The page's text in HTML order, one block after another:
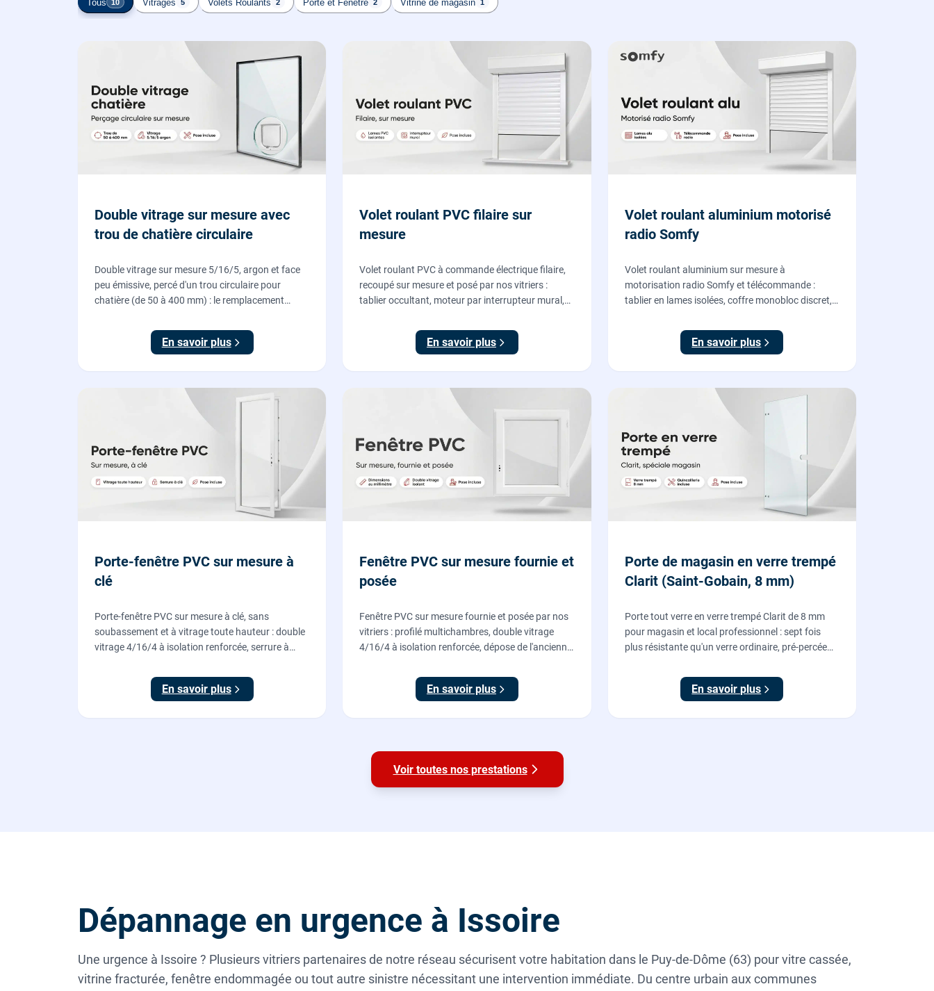
Tous 10 Vitrages 5 Volets Roulants 2 Porte et Fenêtre 2 Vitrine de magasin 1
Double vitrage sur mesure avec
trou de chatière circulaire
Double vitrage sur mesure 5/16/5, argon et face
peu émissive, percé d'un trou circulaire pour
chatière (de 50 à 400 mm) : le remplacement
fourni et posé par nos vitriers.
En savoir plus
Volet roulant PVC filaire sur
mesure
Volet roulant PVC à commande électrique filaire,
recoupé sur mesure et posé par nos vitriers :
tablier occultant, moteur par interrupteur mural,
garantie 2 ans.
En savoir plus
Volet roulant aluminium motorisé
radio Somfy
Volet roulant aluminium sur mesure à
motorisation radio Somfy et télécommande :
tablier en lames isolées, coffre monobloc discret,
portes-fenêtres et baies coulissantes.
En savoir plus
Porte-fenêtre PVC sur mesure à
clé
Porte-fenêtre PVC sur mesure à clé, sans
soubassement et à vitrage toute hauteur : double
vitrage 4/16/4 à isolation renforcée, serrure à
Fournie et posée par nos vitriers.
En savoir plus
Fenêtre PVC sur mesure fournie et
posée
Fenêtre PVC sur mesure fournie et posée par nos
vitriers : profilé multichambres, double vitrage
4/16/4 à isolation renforcée, dépose de l'ancienne
€ TTC posée, TVA 10 %.
En savoir plus
Porte de magasin en verre trempé
Clarit (Saint-Gobain, 8 mm)
Porte tout verre en verre trempé Clarit de 8 mm
pour magasin et local professionnel : sept fois
plus résistante qu'un verre ordinaire, pré-percée
nos vitriers avec sa quincaillerie (pivots, serrure,
En savoir plus
Voir toutes nos prestations
Dépannage en urgence à Issoire
Une urgence à Issoire ? Plusieurs vitriers partenaires de notre réseau sécurisent votre habitation dans le Puy-de-Dôme (63) pour vitre cassée,
vitrine fracturée, fenêtre endommagée ou tout autre sinistre nécessitant une intervention immédiate. Du centre urbain aux communes